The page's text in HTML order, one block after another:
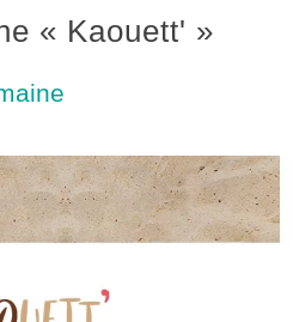
« Kaouett' »